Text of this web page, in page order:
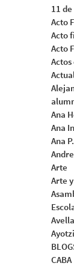
11
Acto
Acto
Acto
Ana
Ana
Ana
Arte
Arte
CABA